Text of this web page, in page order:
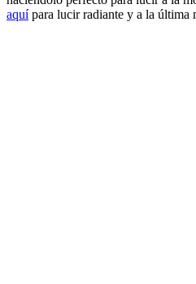
aquípara lucir radiante y a la última